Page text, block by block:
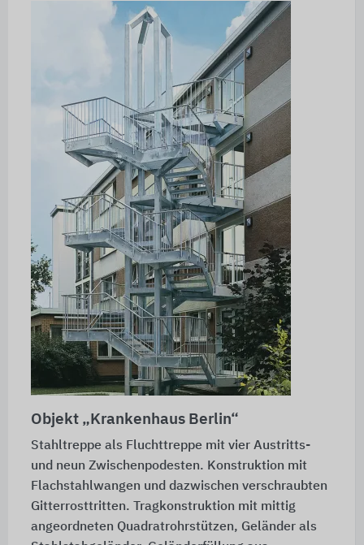
Objekt „Krankenhaus Berlin“
Stahltreppe als Fluchttreppe mit vier Austritts-
und neun Zwischenpodesten. Konstruktion mit
Flachstahlwangen und dazwischen verschraubten
Gitterrosttritten. Tragkonstruktion mit mittig
angeordneten Quadratrohrstützen, Geländer als